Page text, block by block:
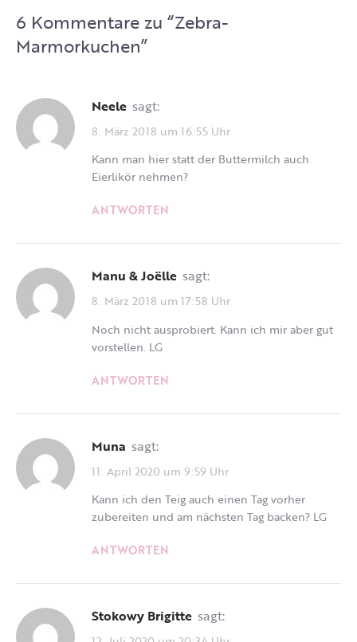
6 Kommentare zu “Zebra-
Marmorkuchen”
Neele sagt:
8. März 2018 um 16:55 Uhr
Kann man hier statt der Buttermilch auch
Eierlikör nehmen?
ANTWORTEN
Manu & Joëlle sagt:
8. März 2018 um 17:58 Uhr
Noch nicht ausprobiert. Kann ich mir aber gut
vorstellen. LG
ANTWORTEN
Muna sagt:
11. April 2020 um 9:59 Uhr
Kann ich den Teig auch einen Tag vorher
zubereiten und am nächsten Tag backen? LG
ANTWORTEN
Stokowy Brigitte sagt: